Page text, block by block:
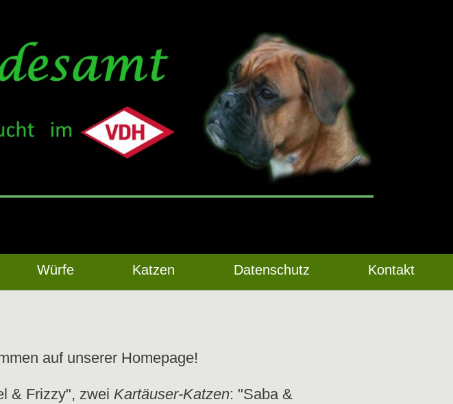
Würfe Katzen Datenschutz Kontakt
auf unserer Homepage!
& Frizzy", zwei Kartäuser-Katzen: "Saba &